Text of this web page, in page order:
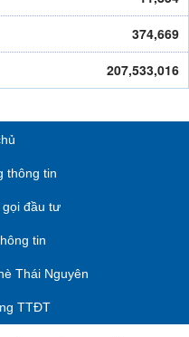
374,669
207,533,016
thông tin
đầu tư
tin
Thái Nguyên
TTĐT